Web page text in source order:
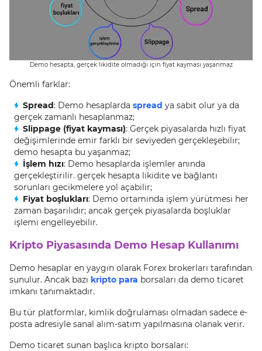
Demo hesapta, gerçek likidite olmadığı için fiyat kayması yaşanmaz
Önemli farklar:
Spread: Demo hesaplarda spread ya sabit olur ya da
gerçek zamanlı hesaplanmaz;
Slippage (fiyat kayması): Gerçek piyasalarda hızlı fiyat
değişimlerinde emir farklı bir seviyeden gerçekleşebilir;
demo hesapta bu yaşanmaz;
İşlem hızı: Demo hesaplarda işlemler anında
gerçekleştirilir. gerçek hesapta likidite ve bağlantı
sorunları gecikmelere yol açabilir;
Fiyat boşlukları: Demo ortamında işlem yürütmesi her
zaman başarılıdır; ancak gerçek piyasalarda boşluklar
işlemi engelleyebilir.
Kripto Piyasasında Demo Hesap Kullanımı
Demo hesaplar en yaygın olarak Forex brokerları tarafından
sunulur. Ancak bazı kripto para borsaları da demo ticaret
imkanı tanımaktadır.
Bu tür platformlar, kimlik doğrulaması olmadan sadece e-
posta adresiyle sanal alım-satım yapılmasına olanak verir.
Demo ticaret sunan başlıca kripto borsaları: